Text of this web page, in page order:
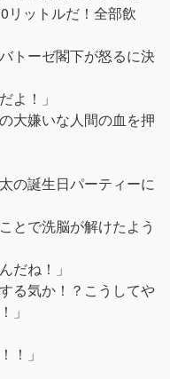
リットルだ！全部飲
トーゼ閣下が怒るに決
よ！」
大嫌いな人間の血を押
の誕生日パーティーに
とで洗脳が解けたよう
だね！」
る気か！？こうしてや
」
！」